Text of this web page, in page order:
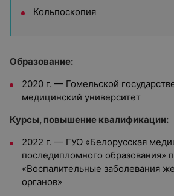
Кольпоскопия
Образование:
2020 г. — Гомельской
медицинский университет
Курсы, повышение квалификации:
2022 г. — ГУО «Белорусская
последипломного образования»
«Воспалительные заболевания
органов»